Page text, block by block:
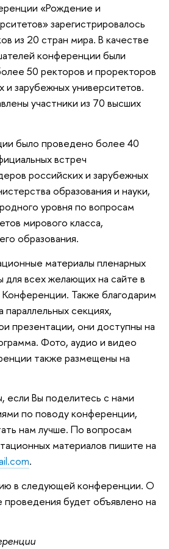
«Рождение и
зарегистрировалось
из 20 стран мира. В качестве
конференции были
50 ректоров и проректоров
и зарубежных университетов.
участники из 70 высших
было проведено более 40
встреч
российских и зарубежных
образования и науки,
уровня по вопросам
мирового класса,
образования.
материалы пленарных
для всех желающих на сайте в
Также благодарим
параллельных секциях,
презентации, они доступны на
Фото, аудио и видео
также размещены на
если Вы поделитесь с нами
по поводу конференции,
нам лучше. По вопросам
материалов пишите на
.
в следующей конференции. О
будет объявлено на